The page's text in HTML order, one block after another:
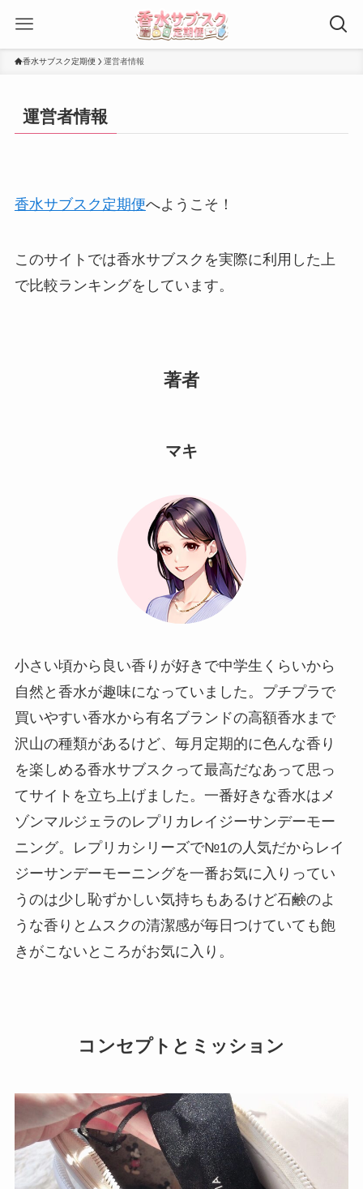
香水サブスク定期便 運営者情報
運営者情報
香水サブスク定期便へようこそ！
このサイトでは香水サブスクを実際に利用した上
で比較ランキングをしています。
著者
マキ
小さい頃から良い香りが好きで中学生くらいから
自然と香水が趣味になっていました。プチプラで
買いやすい香水から有名ブランドの高額香水まで
沢山の種類があるけど、毎月定期的に色んな香り
を楽しめる香水サブスクって最高だなあって思っ
てサイトを立ち上げました。一番好きな香水はメ
ゾンマルジェラのレプリカレイジーサンデーモー
ニング。レプリカシリーズで№1の人気だからレイ
ジーサンデーモーニングを一番お気に入りってい
うのは少し恥ずかしい気持ちもあるけど石鹸のよ
うな香りとムスクの清潔感が毎日つけていても飽
きがこないところがお気に入り。
コンセプトとミッション